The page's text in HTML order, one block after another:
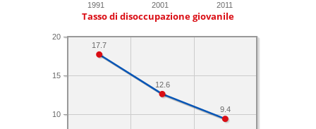
1991 2001 2011
Tasso di disoccupazione giovanile
10
15
20
9.4
12.6
17.7